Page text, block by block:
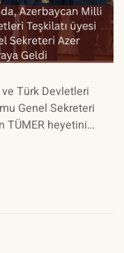
Türk Devletleri
Genel Sekreteri
TÜMER heyetini…